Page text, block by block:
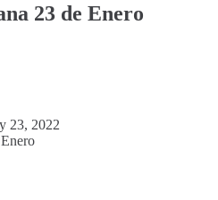
23 de Enero
23, 2022